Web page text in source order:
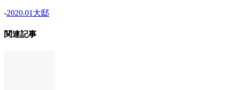
-2020.01大邸
関連記事